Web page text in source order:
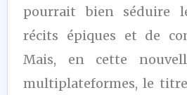
pourrait bien séduire
récits épiques et de
Mais, en cette
multiplateformes, le